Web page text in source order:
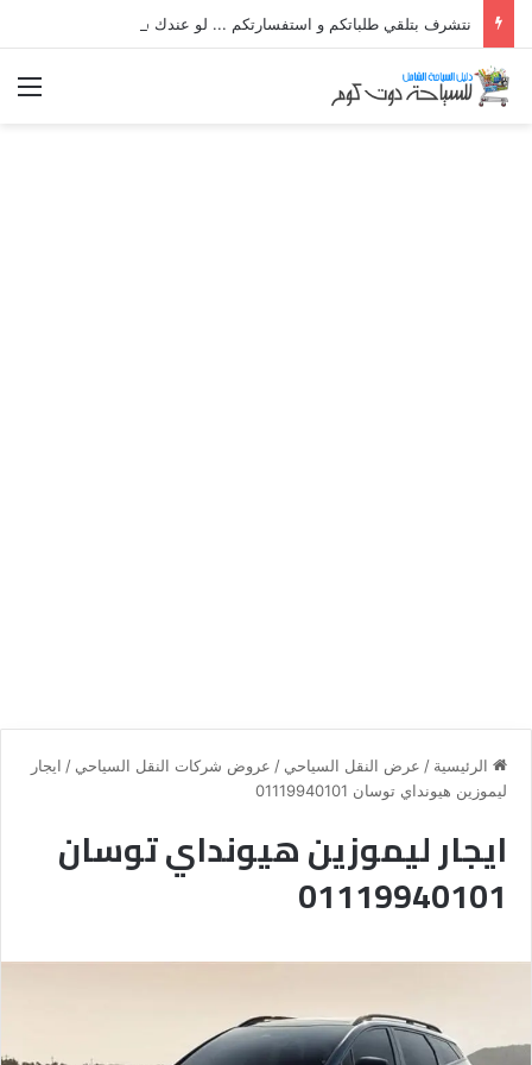
الرئيسية / عرض النقل السياحي / عروض شركات النقل السياحي / ايجار
ليموزين هيونداي توسان 01119940101
ايجار ليموزين هيونداي توسان
01119940101